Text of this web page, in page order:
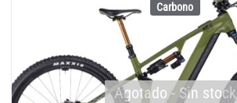
Carbono
Agotado - Sin stock